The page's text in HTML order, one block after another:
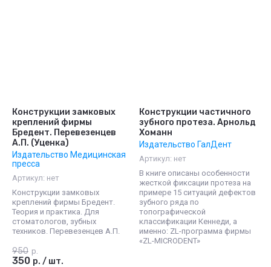
Конструкции замковых
креплений фирмы
Бредент. Перевезенцев
А.П. (Уценка)
Издательство Медицинская
пресса
Артикул: нет
Конструкции замковых
креплений фирмы Бредент.
Теория и практика. Для
стоматологов, зубных
техников. Перевезенцев А.П.
950 р.
350 р. / шт.
Конструкции частичного
зубного протеза. Арнольд
Хоманн
Издательство ГалДент
Артикул: нет
В книге описаны особенности
жесткой фиксации протеза на
примере 15 ситуаций дефектов
зубного ряда по
топографической
классификации Кеннеди, а
именно: ZL-программа фирмы
«ZL-MICRODENT»